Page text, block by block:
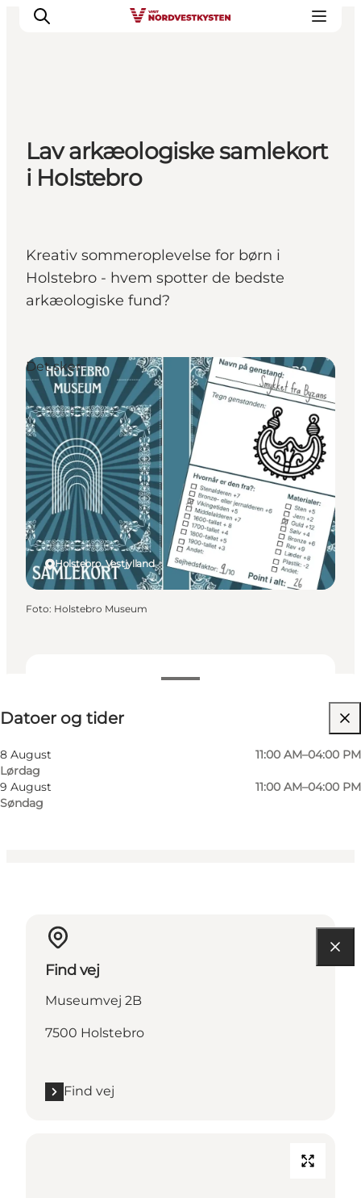
Feriesteder
Inspiration
Handicapvenlig ferie
Planlæg din ferie
Lav arkæologiske samlekort
i Holstebro
Kreativ sommeroplevelse for børn i
Holstebro - hvem spotter de bedste
arkæologiske fund?
Datoer og tider
8 August
Lørdag
11:00 AM–04:00 PM
9 August
Søndag
11:00 AM–04:00 PM
Gratis
Holstebro, Vestjylland
Det sker
Foto: Holstebro Museum
Find vej
Museumvej 2B
7500 Holstebro
Find vej